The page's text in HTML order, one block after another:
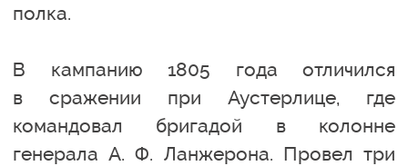
полка.
В кампанию 1805 года отличился
в сражении при Аустерлице, где
командовал бригадой в колонне
генерала А. Ф. Ланжерона. Провел три